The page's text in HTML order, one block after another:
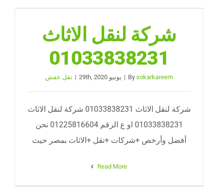
شركة لنقل الاثاث
01033838231
By sokarkareem
| يونيو 29th, 2020 | نقل عفش
شركة لنقل الاثاث 01033838231 شركة لنقل الاثاث
01033838231 او ع الرقم 01225816604 نحن
أفضل وأرخص +شركات +نقل +الاثاث بمصر حيث
Read More